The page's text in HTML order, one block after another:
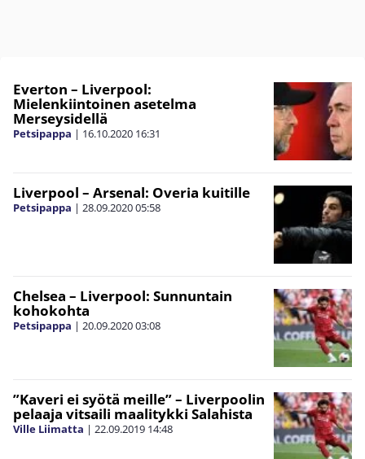
Everton – Liverpool:
Mielenkiintoinen asetelma
Merseysidellä
Petsipappa | 16.10.2020 16:31
Liverpool – Arsenal: Overia kuitille
Petsipappa | 28.09.202005:58
Chelsea – Liverpool: Sunnuntain
kohokohta
Petsipappa | 20.09.202003:08
”Kaveri ei syötä meille” – Liverpoolin
pelaaja vitsaili maalitykki Salahista
Ville Liimatta | 22.09.2019 14:48